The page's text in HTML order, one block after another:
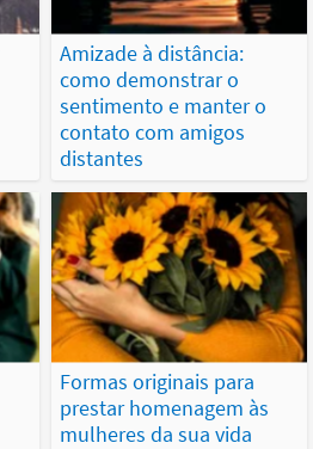
Amizade à distância:
como demonstrar o
sentimento e manter o
contato com amigos
distantes
Formas originais para
prestar homenagem às
mulheres da sua vida